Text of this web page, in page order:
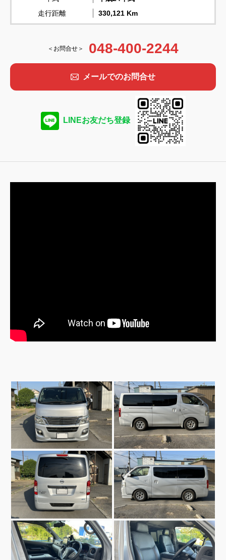
走行距離
330,121 Km
＜お問合せ＞ 048-400-2244
メールでのお問合せ
LINEお友だち登録